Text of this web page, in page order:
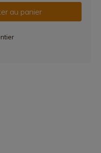
au panier